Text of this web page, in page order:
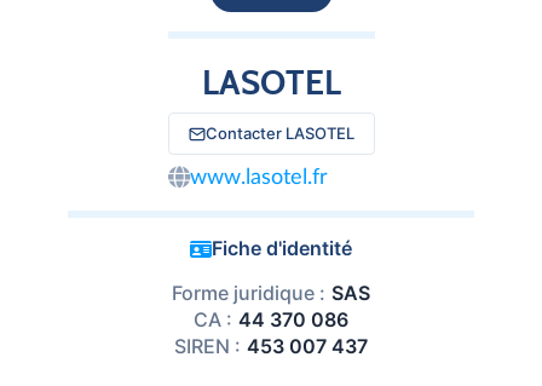
LASOTEL
Contacter LASOTEL
www.lasotel.fr
Fiche d'identité
Forme juridique : SAS
CA : 44 370 086
SIREN : 453 007 437